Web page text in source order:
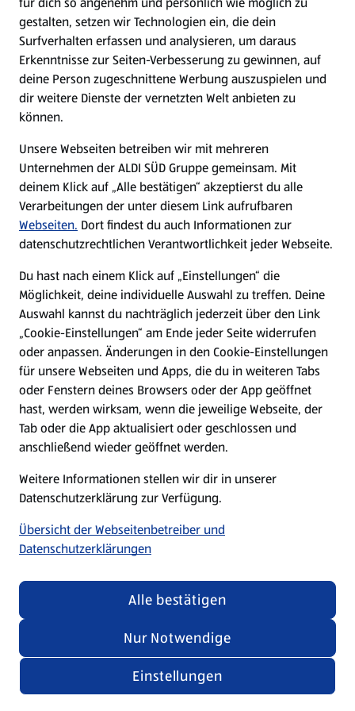
Zu Lean and Green
Cerrado Statement of Support
Group
Das Ziel dieses Zusammenschlusses ist es, die
Entwaldung und den Verlust der einheimischen
Vegetation im Cerrado (Feuchtsavannen im Inland
Südost-Brasiliens) zu stoppen und eine
widerstandsfähigere Landwirtschaft und nachhaltigere
Landschaftsplanungsansätze in der Region zu fördern.
der Soja- und Rinderproduktion auf eine Weise, die
Abholzung und den Verlust einheimischer Vegetation
vermeidet.
Zum Consumer Goods Forum
gestalten, setzen wir Technologien ein, die dein
Surfverhalten erfassen und analysieren, um daraus
Erkenntnisse zur Seiten-Verbesserung zu gewinnen, auf
deine Person zugeschnittene Werbung auszuspielen und
dir weitere Dienste der vernetzten Welt anbieten zu
können.
Unsere Webseiten betreiben wir mit mehreren
Unternehmen der ALDI SÜD Gruppe gemeinsam. Mit
deinem Klick auf „Alle bestätigen“ akzeptierst du alle
Verarbeitungen der unter diesem Link aufrufbaren
Webseiten. Dort findest du auch Informationen zur
datenschutzrechtlichen Verantwortlichkeit jeder Webseite.
Du hast nach einem Klick auf „Einstellungen“ die
Möglichkeit, deine individuelle Auswahl zu treffen. Deine
Auswahl kannst du nachträglich jederzeit über den Link
„Cookie-Einstellungen“ am Ende jeder Seite widerrufen
oder anpassen. Änderungen in den Cookie-Einstellungen
für unsere Webseiten und Apps, die du in weiteren Tabs
oder Fenstern deines Browsers oder der App geöffnet
hast, werden wirksam, wenn die jeweilige Webseite, der
Tab oder die App aktualisiert oder geschlossen und
anschließend wieder geöffnet werden.
Weitere Informationen stellen wir dir in unserer
Datenschutzerklärung zur Verfügung.
Übersicht der Webseitenbetreiber und
Datenschutzerklärungen
Einstellungen
Nur Notwendige
Alle bestätigen